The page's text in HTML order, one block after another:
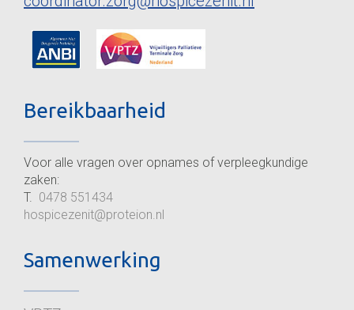
Bereikbaarheid
Voor alle vragen over opnames of verpleegkundige
zaken:
T. 0478 551434
hospicezenit@proteion.nl
Samenwerking